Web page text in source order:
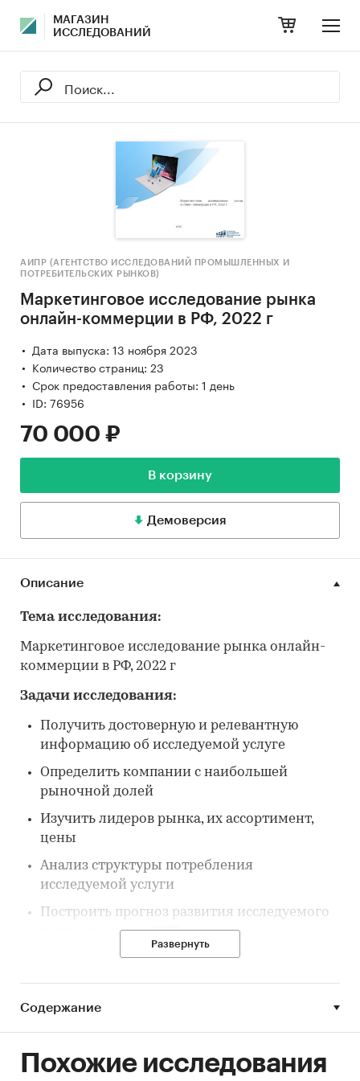
МАГАЗИН
ИССЛЕДОВАНИЙ
АИПР (АГЕНТСТВО ИССЛЕДОВАНИЙ ПРОМЫШЛЕННЫХ И
ПОТРЕБИТЕЛЬСКИХ РЫНКОВ)
Маркетинговое исследование рынка
онлайн-коммерции в РФ, 2022 г
Дата выпуска: 13 ноября 2023
Количество страниц: 23
Срок предоставления работы: 1 день
ID: 76956
70 000 ₽
В корзину
Демоверсия
Описание
Тема исследования:
Маркетинговое исследование рынка онлайн-
коммерции в РФ, 2022 г
Задачи исследования:
Получить достоверную и релевантную
информацию об исследуемой услуге
Определить компании с наибольшей
рыночной долей
Изучить лидеров рынка, их ассортимент,
цены
Анализ структуры потребления
исследуемой услуги
Построить прогноз развития исследуемого
рынка до конца 2027 г.
Параметры исследования:
коммерция
Федерация
Развернуть
Содержание
Похожие исследования